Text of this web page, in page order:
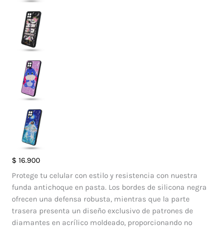
$ 16.900
Protege tu celular con estilo y resistencia con nuestra
funda antichoque en pasta. Los bordes de silicona negra
ofrecen una defensa robusta, mientras que la parte
trasera presenta un diseño exclusivo de patrones de
diamantes en acrílico moldeado, proporcionando no
Case
Diamante
Samsung
Galaxy
cantidad